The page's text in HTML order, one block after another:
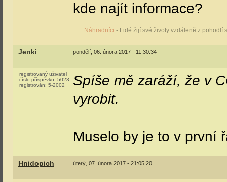
kde najít informace?
Náhradníci - Lidé žijí své životy vzdáleně z pohodlí
Jenki pondělí, 06. února 2017 - 11:30:34
registrovaný uživatel
číslo příspěvku: 5023
registrován: 5-2002
Spíše mě zaráží, že v
vyrobit.
Muselo by je to v první
Hnidopich úterý, 07. února 2017 - 21:05:20